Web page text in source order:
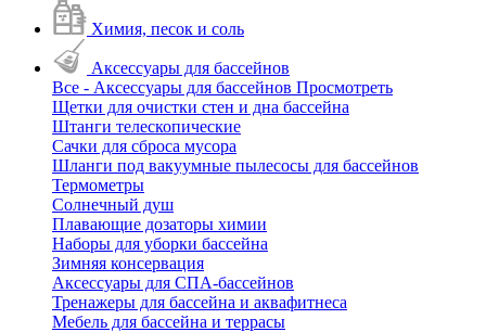
Химия, песок и соль
Аксессуары для бассейнов
Все - Аксессуары для бассейнов Просмотреть
Щетки для очистки стен и дна бассейна
Штанги телескопические
Сачки для сброса мусора
Шланги под вакуумные пылесосы для бассейнов
Термометры
Солнечный душ
Плавающие дозаторы химии
Наборы для уборки бассейна
Зимняя консервация
Аксессуары для СПА-бассейнов
Тренажеры для бассейна и аквафитнеса
Мебель для бассейна и террасы